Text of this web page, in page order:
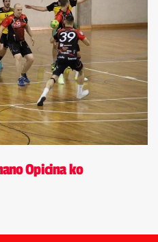
Opicina ko